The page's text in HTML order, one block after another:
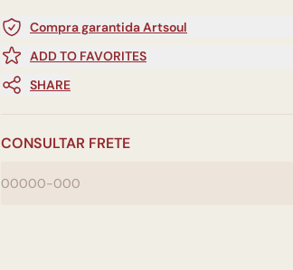
Compra garantida Artsoul
ADD TO FAVORITES
SHARE
CONSULTAR FRETE